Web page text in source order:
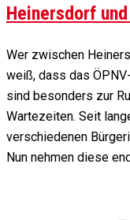
Heinersdorf
Wer zwischen
weiß, dass das
sind besonders zur
Wartezeiten. Seit
verschiedenen
Nun nehmen diese